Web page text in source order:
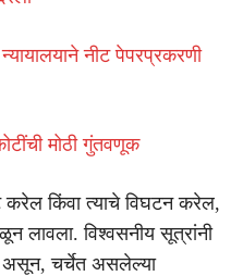
नीट पेपरप्रकरणी
मोठी गुंतवणूक
किंवा त्याचे विघटन करेल,
लावला. विश्वसनीय सूत्रांनी
असून, चर्चेत असलेल्या